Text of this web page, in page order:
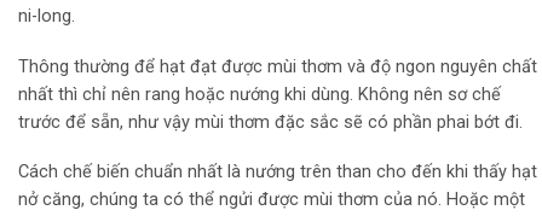
ni-long.
Thông thường để hạt đạt được mùi thơm và độ ngon nguyên chất
nhất thì chỉ nên rang hoặc nướng khi dùng. Không nên sơ chế
trước để sẵn, như vậy mùi thơm đặc sắc sẽ có phần phai bớt đi.
Cách chế biến chuẩn nhất là nướng trên than cho đến khi thấy hạt
nở căng, chúng ta có thể ngửi được mùi thơm của nó. Hoặc một